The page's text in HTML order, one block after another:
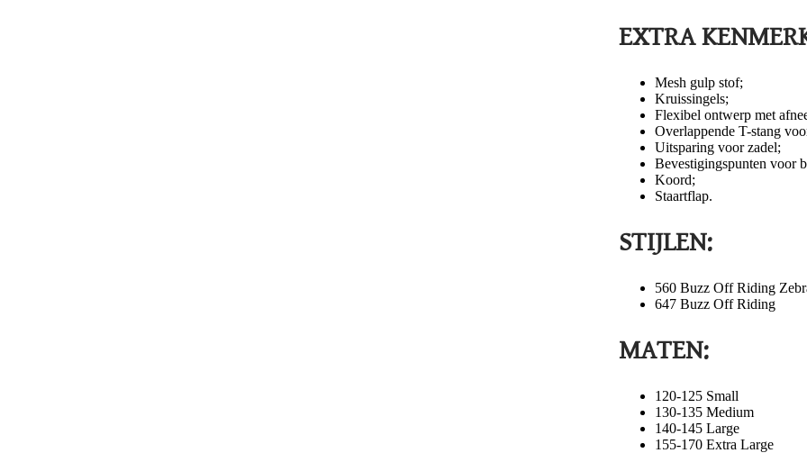
EXTRA
Mesh gulp stof;
Kruissingels;
Flexibel ontwerp met
Overlappende T-stang
Uitsparing voor zadel;
Bevestigingspunten voor
Koord;
Staartflap.
STIJLEN:
560 Buzz Off Riding
647 Buzz Off Riding
MATEN:
120-125 Small
130-135 Medium
140-145 Large
155-170 Extra Large